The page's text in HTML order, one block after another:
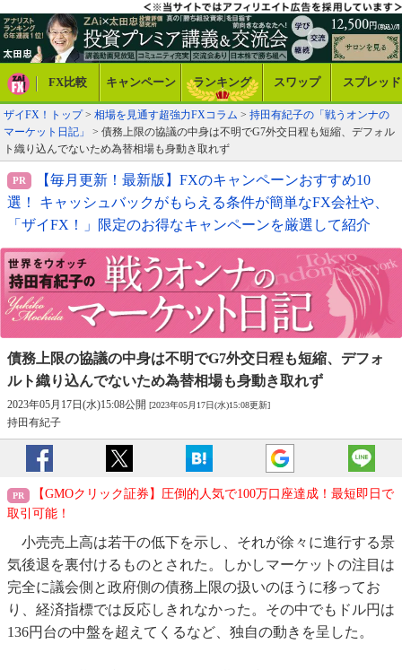
FX比較 キャンペーン ランキング スワップ スプレッド
ザイFX！トップ> 相場を見通す超強力FXコラム > 持田有紀子の「戦うオンナの
マーケット日記」
> 債務上限の協議の中身は不明でG7外交日程も短縮、デフォル
ト織り込んでないため為替相場も身動き取れず
【毎月更新！最新版】FXのキャンペーンおすすめ10
選！ キャッシュバックがもらえる条件が簡単なFX会社や、
「ザイFX！」限定のお得なキャンペーンを厳選して紹介
債務上限の協議の中身は不明でG7外交日程も短縮、 デフォ
ルト織り込んでないため為替相場も身動き取れず
2023年05月17日(水)15:08公開 [2023年05月17日(水)15:08更新]
持田有紀子
【GMOクリック証券】圧倒的人気で100万口座達成！最短即日で
取引可能！
小売売上高は若干の低下を示し、それが徐々に進行する景
気後退を裏付けるものとされた。しかしマーケットの注目は
完全に議会側と政府側の債務上限の扱いのほうに移ってお
り、経済指標では反応しきれなかった。その中でもドル円は
136円台の中盤を超えてくるなど、独自の動きを呈した。